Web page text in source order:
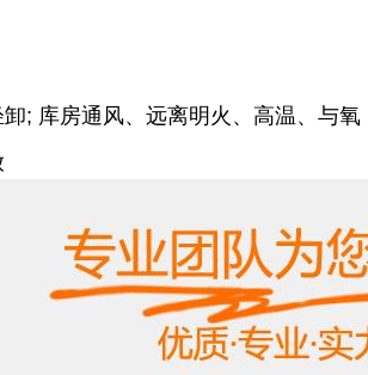
; 库房通风、远离明火、高温、与氧